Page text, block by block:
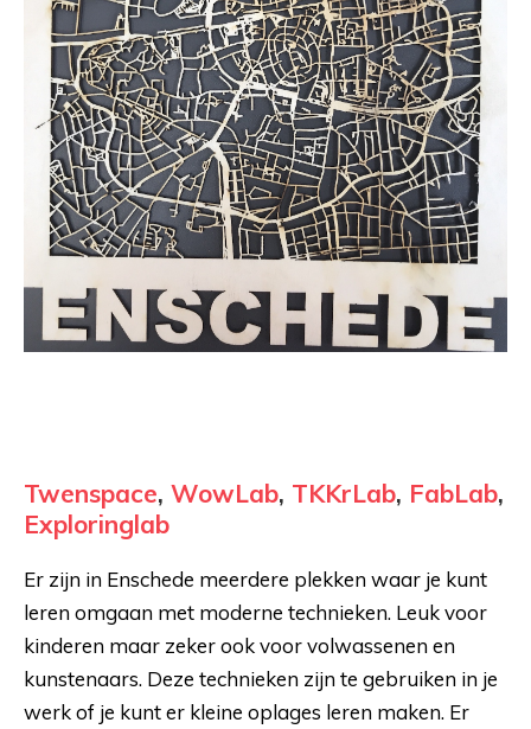
Twenspace, WowLab, TKKrLab, FabLab,
Exploringlab
Er zijn in Enschede meerdere plekken waar je kunt
leren omgaan met moderne technieken. Leuk voor
kinderen maar zeker ook voor volwassenen en
kunstenaars. Deze technieken zijn te gebruiken in je
werk of je kunt er kleine oplages leren maken. Er